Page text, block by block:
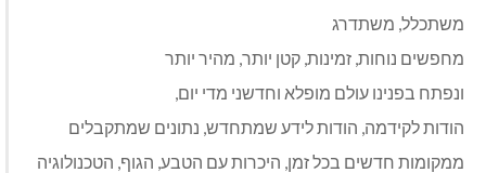
משתכלל, משתדרג
מחפשים נוחות, זמינות, קטן יותר, מהיר יותר
ונפתח בפנינו עולם מופלא וחדשני מדי יום,
הודות לקידמה, הודות לידע שמתחדש, נתונים שמתקבלים
ממקומות חדשים בכל זמן, היכרות עם הטבע, הגוף, הטכנולוגיה